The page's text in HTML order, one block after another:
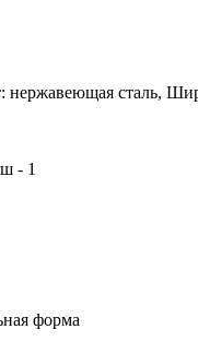
нержавеющая сталь,
- 1
форма